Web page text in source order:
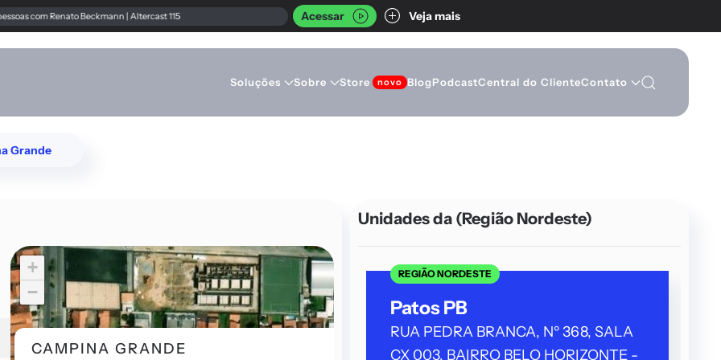
Renato Beckmann | Altercast 115 Acessar Veja mais
Soluções Sobre Store BlogPodcastCentral do ClienteContato
Grande
CAMPINA GRANDE
+
−
Unidades da (Região Nordeste)
Patos PB
REGIÃO NORDESTE
RUA PEDRA BRANCA, Nº 368, SALA
CX 003, BAIRRO BELO HORIZONTE -